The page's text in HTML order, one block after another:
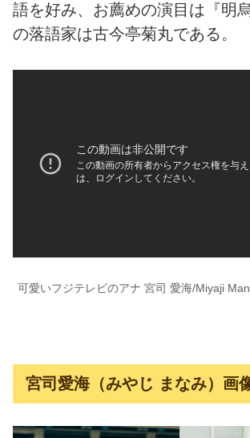
語を好み、お薦めの演目は『明
の落語家は古今亭菊丸である。
可愛いフジテレビのアナ 宮司 愛海/Miyaji
宮司愛海（みやじ まなみ）画